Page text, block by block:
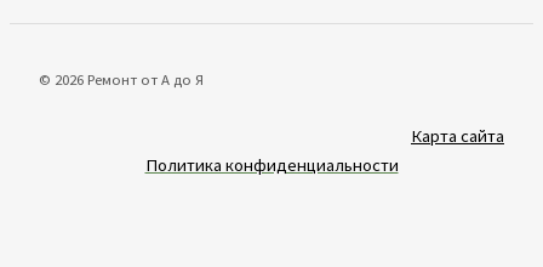
© 2026 Ремонт от А до Я
Карта сайта
Политика конфиденциальности